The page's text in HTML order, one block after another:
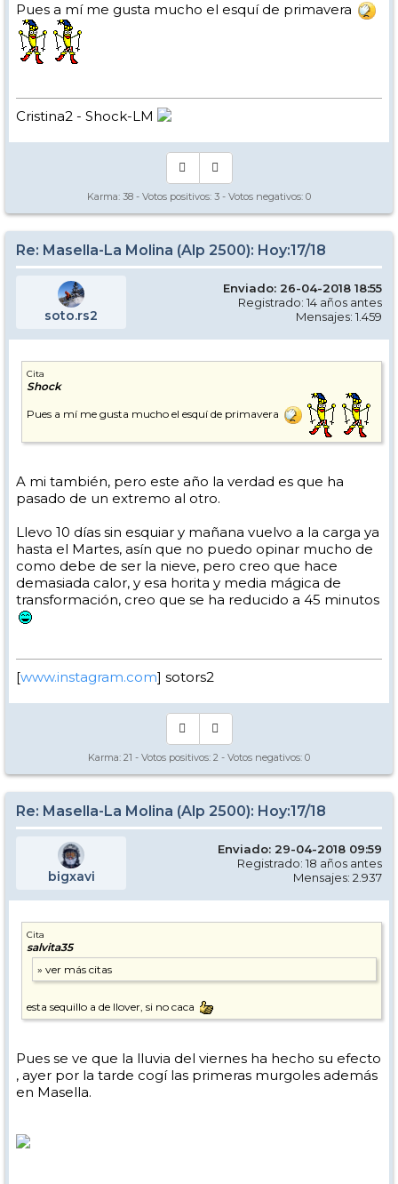
Pues a mí me gusta mucho el esquí de primavera
Cristina2 - Shock-LM
Karma: 38 - Votos positivos: 3 - Votos negativos: 0
Re: Masella-La Molina (Alp 2500): Hoy:17/18
soto.rs2
Enviado: 26-04-2018 18:55
Registrado: 14 años antes
Mensajes: 1.459
Cita
Shock
Pues a mí me gusta mucho el esquí de primavera
A mi también, pero este año la verdad es que ha
pasado de un extremo al otro.
Llevo 10 días sin esquiar y mañana vuelvo a la carga ya
hasta el Martes, asín que no puedo opinar mucho de
como debe de ser la nieve, pero creo que hace
demasiada calor, y esa horita y media mágica de
transformación, creo que se ha reducido a 45 minutos
[www.instagram.com] sotors2
Karma: 21 - Votos positivos: 2 - Votos negativos: 0
Re: Masella-La Molina (Alp 2500): Hoy:17/18
bigxavi
Enviado: 29-04-2018 09:59
Registrado: 18 años antes
Mensajes: 2.937
Cita
salvita35
esta sequillo a de llover, si no caca
Pues se ve que la lluvia del viernes ha hecho su efecto
, ayer por la tarde cogí las primeras murgoles además
en Masella.